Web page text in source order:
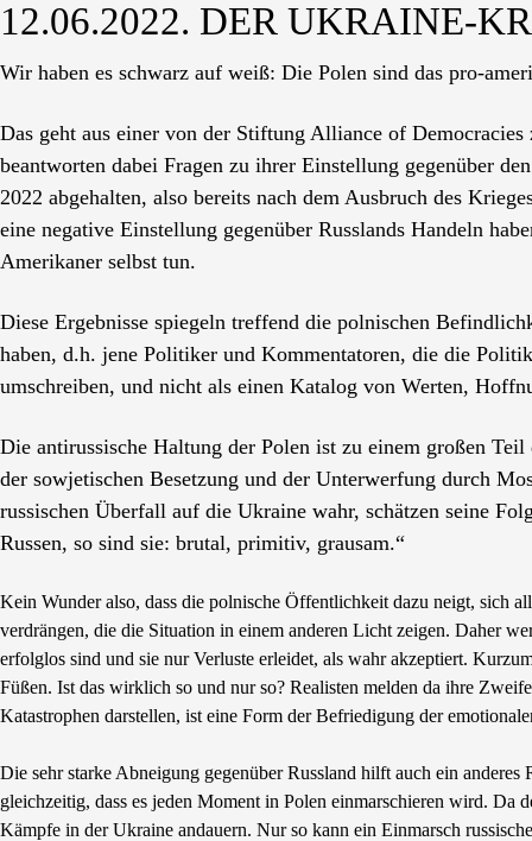
12.06.2022. DER UKRAINE-
Wir haben es schwarz auf weiß: Die Polen sind das pro-
Das geht aus einer von der Stiftung Alliance of
beantworten dabei Fragen zu ihrer Einstellung gegenüber
2022 abgehalten, also bereits nach dem Ausbruch des
eine negative Einstellung gegenüber Russlands Handeln
Amerikaner selbst tun.
Diese Ergebnisse spiegeln treffend die polnischen
haben, d.h. jene Politiker und Kommentatoren, die die
umschreiben, und nicht als einen Katalog von Werten,
Die antirussische Haltung der Polen ist zu einem großen
der sowjetischen Besetzung und der Unterwerfung durch
russischen Überfall auf die Ukraine wahr, schätzen seine
Russen, so sind sie: brutal, primitiv, grausam.“
Kein Wunder also, dass die polnische Öffentlichkeit dazu neigt, sich
verdrängen, die die Situation in einem anderen Licht zeigen. Daher
erfolglos sind und sie nur Verluste erleidet, als wahr akzeptiert.
Füßen. Ist das wirklich so und nur so? Realisten melden da ihre
Katastrophen darstellen, ist eine Form der Befriedigung der
Die sehr starke Abneigung gegenüber Russland hilft auch ein
gleichzeitig, dass es jeden Moment in Polen einmarschieren wird. Da
Kämpfe in der Ukraine andauern. Nur so kann ein Einmarsch